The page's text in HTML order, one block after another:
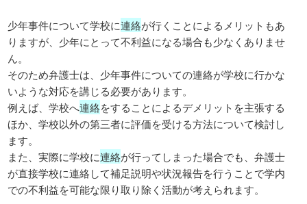
少年事件について学校に連絡が行くことによるメリットもあ
りますが、少年にとって不利益になる場合も少なくありませ
ん。
そのため弁護士は、少年事件についての連絡が学校に行かな
いような対応を講じる必要があります。
例えば、学校へ連絡をすることによるデメリットを主張する
ほか、学校以外の第三者に評価を受ける方法について検討し
ます。
また、実際に学校に連絡が行ってしまった場合でも、弁護士
が直接学校に連絡して補足説明や状況報告を行うことで学内
での不利益を可能な限り取り除く活動が考えられます。